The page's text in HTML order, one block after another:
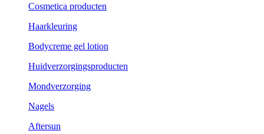
Cosmetica producten
Haarkleuring
Bodycreme gel lotion
Huidverzorgingsproducten
Mondverzorging
Nagels
Aftersun